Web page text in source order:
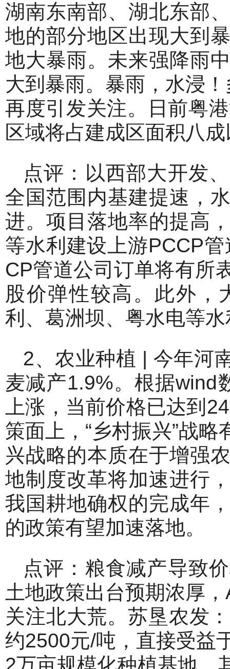
湖南东南部、湖北东部
地的部分地区出现大到
地大暴雨。未来强降雨
大到暴雨。暴雨，水浸
再度引发关注。日前粤
区域将占建成区面积八
点评：以西部大开发
全国范围内基建提速，
进。项目落地率的提高
等水利建设上游PCCP
CP管道公司订单将有所
股价弹性较高。此外，
利、葛洲坝、粤水电等
2、农业种植 | 今年河
麦减产1.9%。根据wind
上涨，当前价格已达到
策面上，“乡村振兴”战
兴战略的本质在于增强
地制度改革将加速进行
我国耕地确权的完成年
的政策有望加速落地。
点评：粮食减产导致
土地政策出台预期浓厚
关注北大荒。苏垦农发
约2500元/吨，直接受益